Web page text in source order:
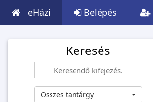
eHázi Belépés
Keresés
Összes tantárgy